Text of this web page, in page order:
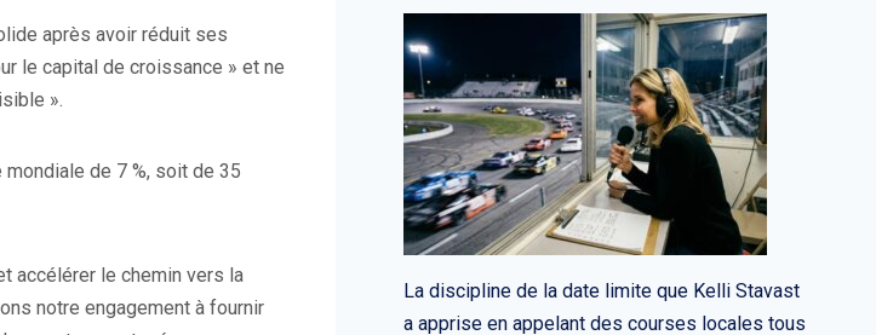
après avoir réduit ses
le capital de croissance » et ne
».
de 7 %, soit de 35
accélérer le chemin vers la
notre engagement à fournir
La discipline de la date limite que Kelli Stavast
a apprise en appelant des courses locales tous